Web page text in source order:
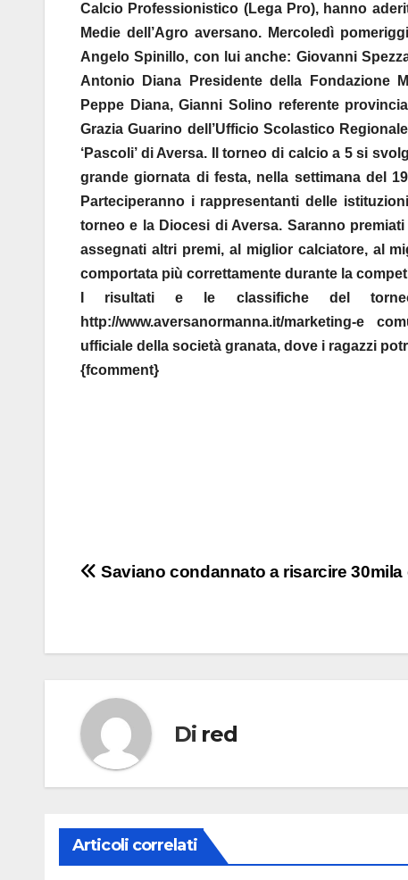
Calcio Professionistico (Lega Pro), hanno
Medie dell’Agro aversano. Mercoledì
Angelo Spinillo, con lui anche: Giovanni
Antonio Diana Presidente della Fondazione
Peppe Diana, Gianni Solino referente
Grazia Guarino dell’Ufficio Scolastico
‘Pascoli’ di Aversa. Il torneo di calcio a 5 si
grande giornata di festa, nella settimana del
Parteciperanno i rappresentanti delle
torneo e la Diocesi di Aversa. Saranno
assegnati altri premi, al miglior calciatore, al
comportata più correttamente durante la
I risultati e le classifiche del torneo
http://www.aversanormanna.it/marketing-e
ufficiale della società granata, dove i ragazzi
{fcomment}
Navigazione
Saviano condannato a risarcire 30mila
Di red
Articoli correlati